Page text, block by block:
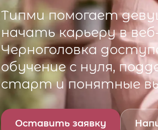
Типмипомогает
начать карьеру в
Черноголовка
обучение с нуля,
старт и понятные
Оставить заявку